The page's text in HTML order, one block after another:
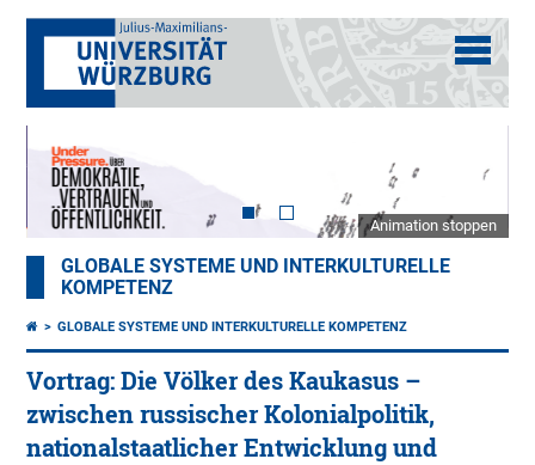
Animation stoppen
GLOBALE SYSTEME UND INTERKULTURELLE
KOMPETENZ
GLOBALE SYSTEME UND INTERKULTURELLE KOMPETENZ
Vortrag: Die Völker des Kaukasus –
zwischen russischer Kolonialpolitik,
nationalstaatlicher Entwicklung und